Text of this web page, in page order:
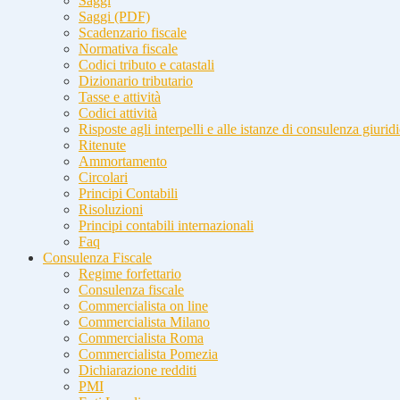
Saggi (PDF)
Scadenzario fiscale
Normativa fiscale
Codici tributo e catastali
Dizionario tributario
Tasse e attività
Codici attività
Risposte agli interpelli e alle istanze di consulenza
Ritenute
Ammortamento
Circolari
Principi Contabili
Risoluzioni
Principi contabili internazionali
Faq
Consulenza Fiscale
Regime forfettario
Consulenza fiscale
Commercialista on line
Commercialista Milano
Commercialista Roma
Commercialista Pomezia
Dichiarazione redditi
PMI